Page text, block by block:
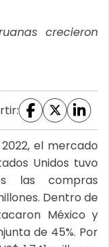
crecieron
el mercado
Unidos tuvo
las compras
Dentro de
México y
de 45%. Por